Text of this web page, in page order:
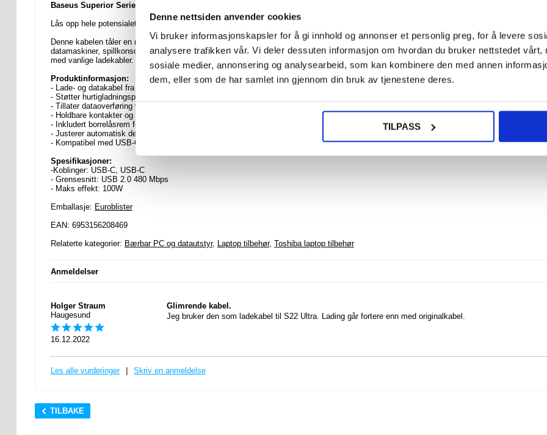
Denne nettsiden anvender cookies
Vi bruker informasjonskapsler for å gi innhold og annonser et personlig preg, for å levere
analysere trafikken vår. Vi deler dessuten informasjon om hvordan du bruker nettstedet vårt,
sosiale medier, annonsering og analysearbeid, som kan kombinere den med annen
dem, eller som de har samlet inn gjennom din bruk av tjenestene deres.
TILPASS
Baseus Superior Series USB-C / USB-C Kabel - 100W, USB 2.0 480Mbps
Lås opp hele potensialet til laderen din med denne kabelen i Superior -serien fra Baseus.
Denne kabelen tåler en maksimal belastning på 100 watt, noe som gjør den egnet for hurtiglading og strømforsyning av kompatible bærbare
datamaskiner, spillkonsoller og andre enheter. På den måten sikrer materialer av førsteklasses kvalitet tredobling av holdbarheten
med vanlige ladekabler.
Produktinformasjon:
- Lade- og datakabel fra Baseus
- Støtter hurtigladningsprotokoller på opptil 100W
- Tillater dataoverføring ved 480 Mbps
- Holdbare kontakter og TPU -erme
- Inkludert borrelåsrem for enkel oppbevaring
- Justerer automatisk den optimale ladestrømmen
- Kompatibel med USB-C bærbare datamaskiner, nettbrett, konsoller og telefoner
Spesifikasjoner:
-Koblinger: USB-C, USB-C
- Grensesnitt: USB 2.0 480 Mbps
- Maks effekt: 100W
Emballasje: Euroblister
EAN: 6953156208469
Relaterte kategorier: Bærbar PC og datautstyr, Laptop tilbehør, Toshiba laptop tilbehør
Anmeldelser
Holger Straum
Haugesund
16.12.2022
Glimrende kabel.
Jeg bruker den som ladekabel til S22 Ultra. Lading går fortere enn med originalkabel.
Les alle vurderinger Skriv en anmeldelse
TILBAKE
187,00